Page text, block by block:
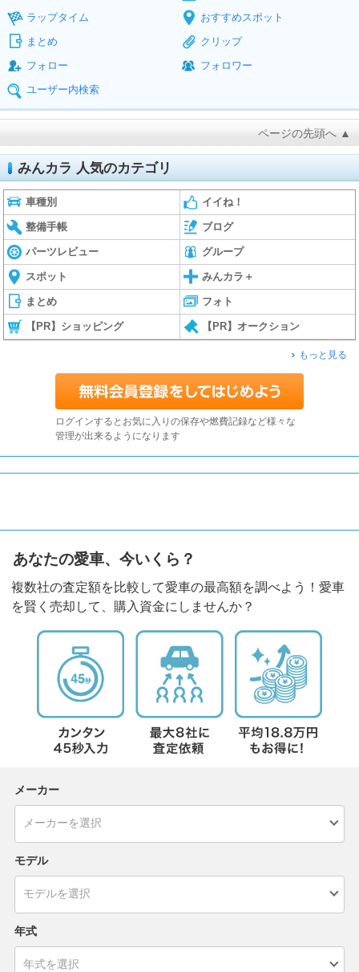
ラップタイム
おすすめスポット
まとめ
クリップ
フォロー
フォロワー
ユーザー内検索
ページの先頭へ ▲
みんカラ 人気のカテゴリ
車種別 イイね！
整備手帳 ブログ
パーツレビュー グループ
スポット みんカラ＋
まとめ フォト
【PR】ショッピング 【PR】オークション
もっと見る
ログインするとお気に入りの保存や燃費記録など様々な
管理が出来るようになります
あなたの愛車、今いくら？
複数社の査定額を比較して愛車の最高額を調べよう！愛車
を賢く売却して、購入資金にしませんか？
メーカー
モデル
年式